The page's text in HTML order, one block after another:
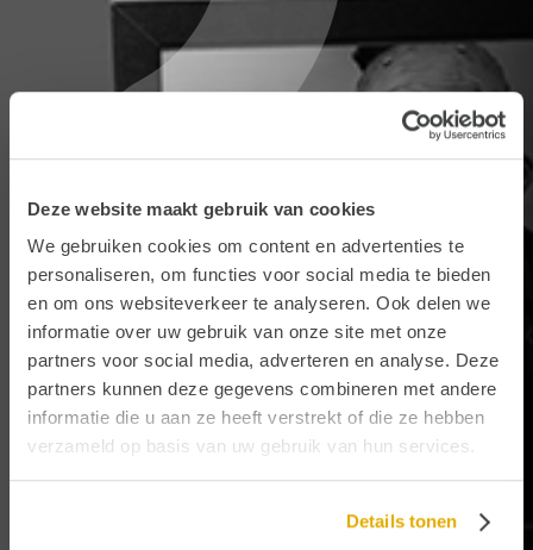
Deze website maakt gebruik van cookies
We gebruiken cookies om content en advertenties te
personaliseren, om functies voor social media te bieden
en om ons websiteverkeer te analyseren. Ook delen we
informatie over uw gebruik van onze site met onze
partners voor social media, adverteren en analyse. Deze
partners kunnen deze gegevens combineren met andere
informatie die u aan ze heeft verstrekt of die ze hebben
verzameld op basis van uw gebruik van hun services.
Details tonen